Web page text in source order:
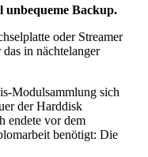
unbequeme Backup.
oder Streamer
in nächtelanger
Modulsammlung sich
der Harddisk
endete vor dem
benötigt: Die